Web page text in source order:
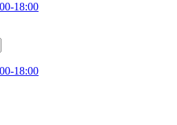
18:00
18:00